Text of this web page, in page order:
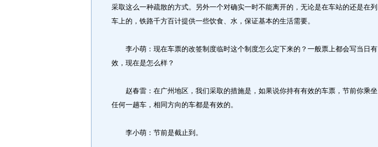
采取这么一种疏散的方式。另外一个对确实一时不能离开的，无论是在车站的还是在列
车上的，铁路千方百计提供一些饮食、水，保证基本的生活需要。
李小萌：现在车票的改签制度临时这个制度怎么定下来的？一般票上都会写当日有
效，现在是怎么样？
赵春雷：在广州地区，我们采取的措施是，如果说你持有有效的车票，节前你乘坐
任何一趟车，相同方向的车都是有效的。
李小萌：节前是截止到。